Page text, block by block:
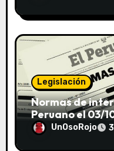
Legislación
Normas de
Peruano el 03/
UnOsoRojo